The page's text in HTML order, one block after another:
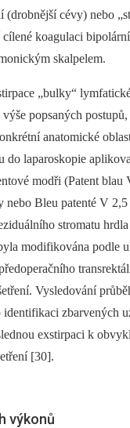
(drobnější cévy) nebo
koagulaci
skalpelem.
„bulky“
popsaných postupů,
anatomické
do laparoskopie
modři (Patent blau
nebo Bleu patenté V
stromatu
modifikována podle
Vysledování
zbarvených
exstirpaci k
[30].
výkonů